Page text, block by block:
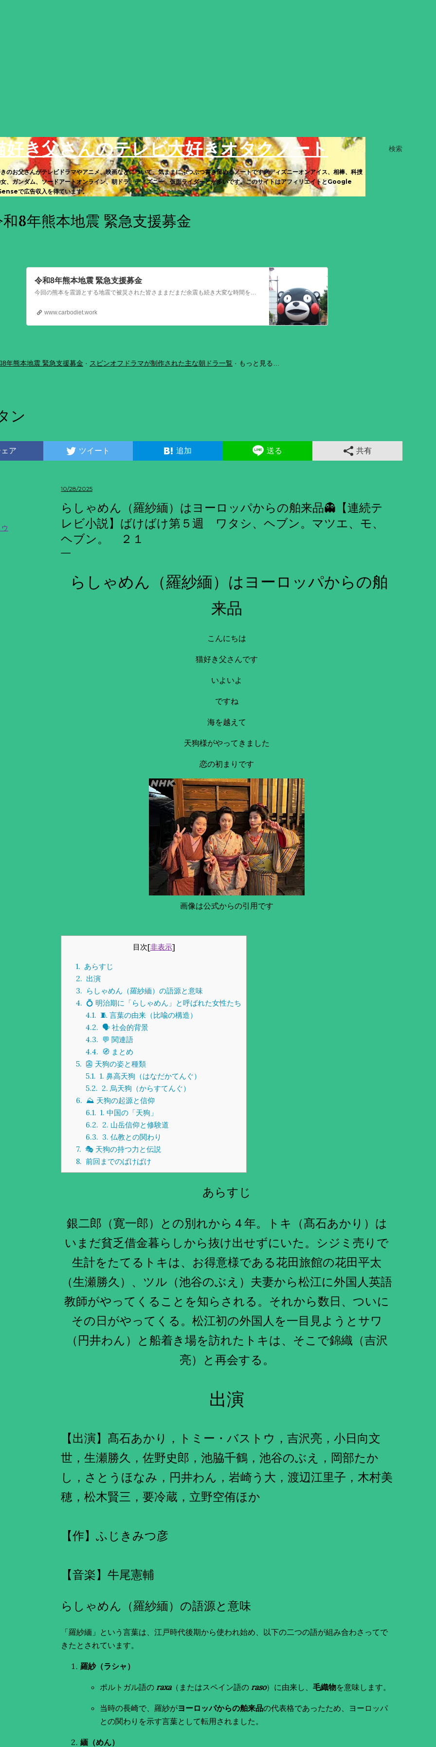
検索
好き父さんのテレビ大好きオタクノート
のお父さんがテレビドラマやアニメ、映画などについて、気ままにぶつぶつ書き留めるノートです。ディズニーオンアイス、相棒、科捜
、ガンダム、ソードアートオンライン、朝ドラ、ディズニー、仮面ライダーとか多いです。このサイトはアフィリエイトとGoogle
で広告収入を得ています。
8年熊本地震 緊急支援募金
令和8年熊本地震 緊急支援募金
今回の熊本を震源とする地震で被災された皆さままだまだ余震も続き大変な時間を過ごされていると思います。心よりお見舞い申し上げます
www.carbodiet.work
8年熊本地震 緊急支援募金 スピンオフドラマが制作された主な朝ドラ一覧 もっと見る…
ン
ェア ツイート 追加 送る 共有
10/28/2025
らしゃめん（羅紗緬）はヨーロッパからの舶来品👻【連続テ
レビ小説】ばけばけ第５週 ワタシ、ヘブン。マツエ、モ、
ヘブン。 ２１
らしゃめん（羅紗緬）はヨーロッパからの舶
来品
こんにちは
猫好き父さんです
いよいよ
ですね
海を越えて
天狗様がやってきました
恋の初まりです
画像は公式からの引用です
目次[非表示]
1. あらすじ
2. 出演
3. らしゃめん（羅紗緬）の語源と意味
4. 💍 明治期に「らしゃめん」と呼ばれた女性たち
4.1. 🧵 言葉の由来（比喩の構造）
4.2. 🗣️ 社会的背景
4.3. 💬 関連語
4.4. 🧭 まとめ
5. 👺 天狗の姿と種類
5.1. 1. 鼻高天狗（はなだかてんぐ）
5.2. 2. 烏天狗（からすてんぐ）
6. ⛰️ 天狗の起源と信仰
6.1. 1. 中国の「天狗」
6.2. 2. 山岳信仰と修験道
6.3. 3. 仏教との関わり
7. 🎭 天狗の持つ力と伝説
8. 前回までのばけばけ
あらすじ
銀二郎（寛一郎）との別れから４年。トキ（髙石あかり）は
いまだ貧乏借金暮らしから抜け出せずにいた。シジミ売りで
生計をたてるトキは、お得意様である花田旅館の花田平太
（生瀬勝久）、ツル（池谷のぶえ）夫妻から松江に外国人英語
教師がやってくることを知らされる。それから数日、ついに
その日がやってくる。松江初の外国人を一目見ようとサワ
（円井わん）と船着き場を訪れたトキは、そこで錦織（吉沢
亮）と再会する。
出演
【出演】髙石あかり，トミー・バストウ，吉沢亮，小日向文
世，生瀬勝久，佐野史郎，池脇千鶴，池谷のぶえ，岡部たか
し，さとうほなみ，円井わん，岩崎う大，渡辺江里子，木村美
穂，松木賢三，要冷蔵，立野空侑ほか
【作】ふじきみつ彦
【音楽】牛尾憲輔
らしゃめん（羅紗緬）の語源と意味
「羅紗緬」という言葉は、江戸時代後期から使われ始め、以下の二つの語が組み合わさってで
きたとされています。
羅紗（ラシャ）
ポルトガル語の raxa（またはスペイン語の raso）に由来し、 毛織物を意味します。
当時の長崎で、羅紗がヨーロッパからの舶来品の代表格であったため、ヨーロッパ
との関わりを示す言葉として転用されました。
緬（めん）